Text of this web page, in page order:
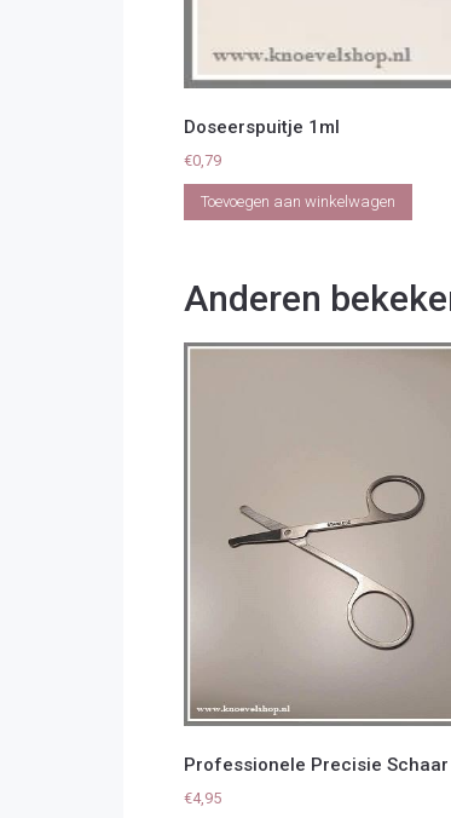
Doseerspuitje 1ml
€0,79
Toevoegen aan winkelwagen
Anderen
Professionele Precisie Schaar
€4,95